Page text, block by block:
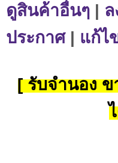
ดูสินค้าอื่นๆ |
ประกาศ| แก้ไ
[ รับจำนอง ข